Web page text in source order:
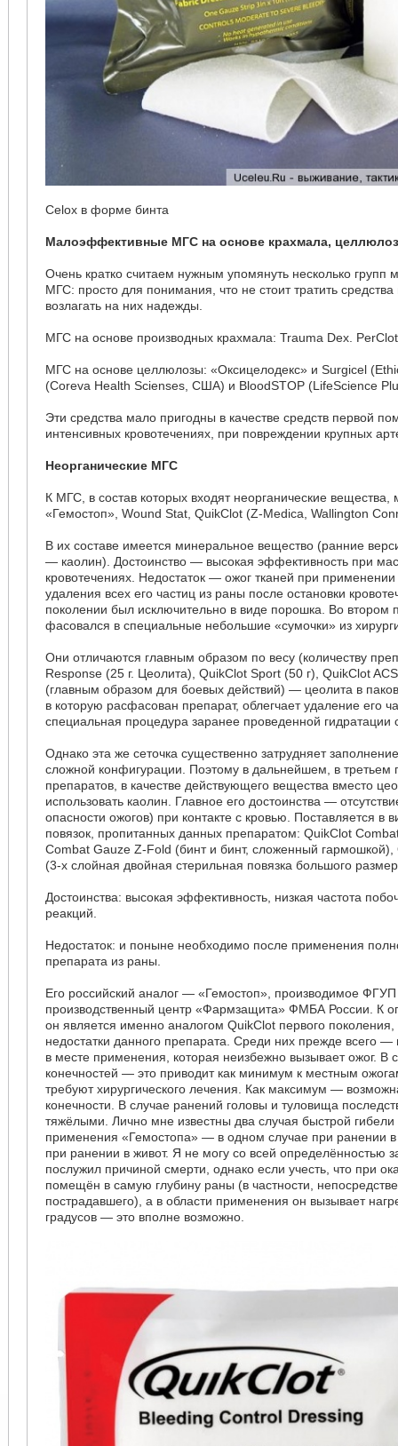
Celox в форме бинта
Малоэффективные МГС на основе крахмала,
Очень кратко считаем нужным упомянуть несколько
МГС: просто для понимания, что не стоит тратить средства
возлагать на них надежды.
МГС на основе производных крахмала: Trauma Dex.
МГС на основе целлюлозы: «Оксицелодекс» и Surgicel
(Coreva Health Scienses, США) и BloodSTOP (LifeScience
Эти средства мало пригодны в качестве средств первой
интенсивных кровотечениях, при повреждении крупных
Неорганические МГС
К МГС, в состав которых входят неорганические вещества,
«Гемостоп», Wound Stat, QuikClot (Z-Medica, Wallington
В их составе имеется минеральное вещество (ранние
— каолин). Достоинство — высокая эффективность при
кровотечениях. Недостаток — ожог тканей при
удаления всех его частиц из раны после остановки
поколении был исключительно в виде порошка. Во втором
фасовался в специальные небольшие «сумочки» из
Они отличаются главным образом по весу (количеству
Response (25 г. Цеолита), QuikClot Sport (50 г), QuikClot
(главным образом для боевых действий) — цеолита в
в которую расфасован препарат, облегчает удаление его
специальная процедура заранее проведенной гидратации
Однако эта же сеточка существенно затрудняет
сложной конфигурации. Поэтому в дальнейшем, в третьем
препаратов, в качестве действующего вещества вместо
использовать каолин. Главное его достоинства —
опасности ожогов) при контакте с кровью. Поставляется в
повязок, пропитанных данных препаратом: QuikClot
Combat Gauze Z-Fold (бинт и бинт, сложенный
(3-х слойная двойная стерильная повязка большого
Достоинства: высокая эффективность, низкая частота
реакций.
Недостаток: и поныне необходимо после применения
препарата из раны.
Его российский аналог — «Гемостоп», производимое
производственный центр «Фармзащита» ФМБА России. К
он является именно аналогом QuikClot первого
недостатки данного препарата. Среди них прежде всего —
в месте применения, которая неизбежно вызывает ожог. В
конечностей — это приводит как минимум к местным
требуют хирургического лечения. Как максимум —
конечности. В случае ранений головы и туловища
тяжёлыми. Лично мне известны два случая быстрой гибели
применения «Гемостопа» — в одном случае при ранении
при ранении в живот. Я не могу со всей определённостью
послужил причиной смерти, однако если учесть, что при
помещён в самую глубину раны (в частности,
пострадавшего), а в области применения он вызывает
градусов — это вполне возможно.